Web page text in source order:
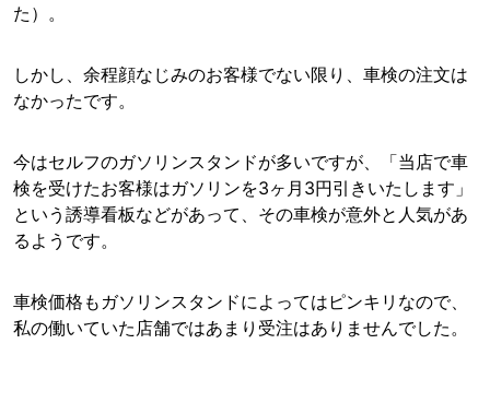
た）。
しかし、余程顔なじみのお客様でない限り、車検の注文は
なかったです。
今はセルフのガソリンスタンドが多いですが、「当店で車
検を受けたお客様はガソリンを3ヶ月3円引きいたします」
という誘導看板などがあって、その車検が意外と人気があ
るようです。
車検価格もガソリンスタンドによってはピンキリなので、
私の働いていた店舗ではあまり受注はありませんでした。